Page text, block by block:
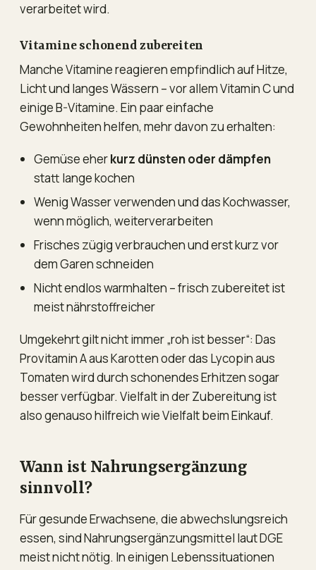
verarbeitet wird.
Vitamine schonend zubereiten
Manche Vitamine reagieren empfindlich auf Hitze,
Licht und langes Wässern – vor allem Vitamin C und
einige B-Vitamine. Ein paar einfache
Gewohnheiten helfen, mehr davon zu erhalten:
Gemüse eherkurz dünsten oder dämpfen
statt lange kochen
Wenig Wasser verwenden und das Kochwasser,
wenn möglich, weiterverarbeiten
Frisches zügig verbrauchen und erst kurz vor
dem Garen schneiden
Nicht endlos warmhalten – frisch zubereitet ist
meist nährstoffreicher
Umgekehrt gilt nicht immer „roh ist besser“: Das
Provitamin A aus Karotten oder das Lycopin aus
Tomaten wird durch schonendes Erhitzen sogar
besser verfügbar. Vielfalt in der Zubereitung ist
also genauso hilfreich wie Vielfalt beim Einkauf.
Wann ist Nahrungsergänzung
sinnvoll?
Für gesunde Erwachsene, die abwechslungsreich
essen, sind Nahrungsergänzungsmittel laut DGE
meist nicht nötig. In einigen Lebenssituationen